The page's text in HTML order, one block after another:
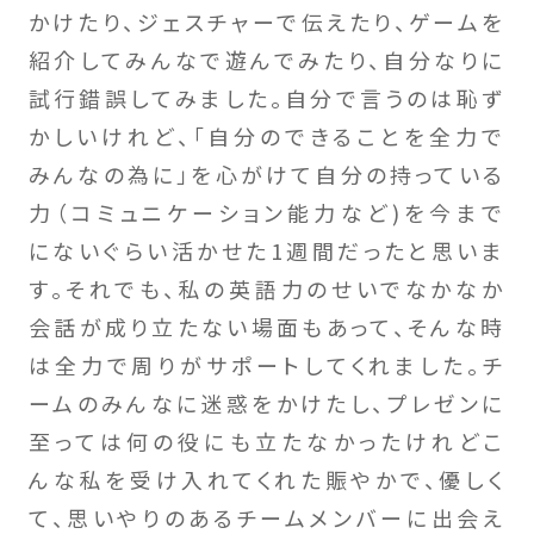
かけたり、ジェスチャーで伝えたり、ゲームを
紹介してみんなで遊んでみたり、自分なりに
試行錯誤してみました。自分で言うのは恥ず
かしいけれど、「自分のできることを全力で
みんなの為に」を心がけて自分の持っている
力（コミュニケーション能力など)を今まで
にないぐらい活かせた1週間だったと思いま
す。それでも、私の英語力のせいでなかなか
会話が成り立たない場面もあって、そんな時
は全力で周りがサポートしてくれました。チ
ームのみんなに迷惑をかけたし、プレゼンに
至っては何の役にも立たなかったけれどこ
んな私を受け入れてくれた賑やかで、優しく
て、思いやりのあるチームメンバーに出会え